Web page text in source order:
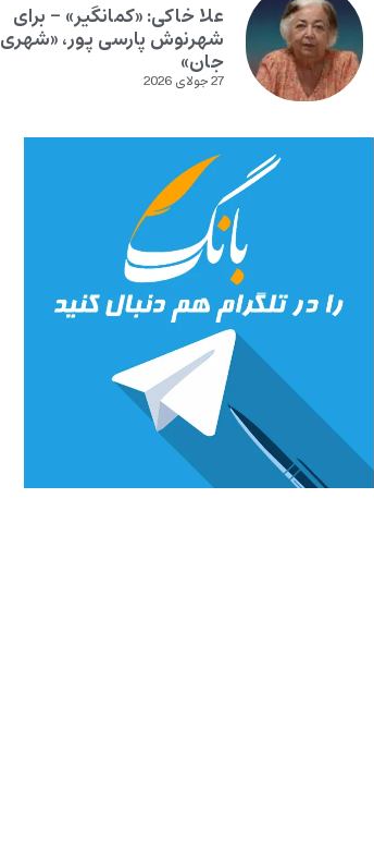
علا خاکی: «کمانگیر» – برای
شهرنوش پارسی پور، «شهری
جان»
27 جولای 2026